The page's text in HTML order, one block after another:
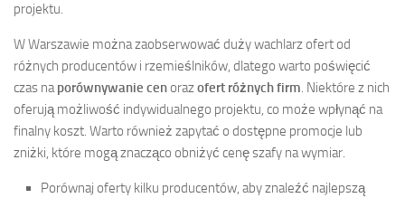
projektu.
W Warszawie można zaobserwować duży wachlarz ofert od
różnych producentów i rzemieślników, dlatego warto poświęcić
czas naporównywanie cenorazofert różnych firm. Niektóre z nich
oferują możliwość indywidualnego projektu, co może wpłynąć na
finalny koszt. Warto również zapytać o dostępne promocje lub
zniżki, które mogą znacząco obniżyć cenę szafy na wymiar.
Porównaj oferty kilku producentów, aby znaleźć najlepszą